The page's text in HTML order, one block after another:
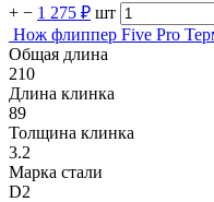
+ − 1 275 ₽ шт
Нож флиппер Five Pro
Общая длина
210
Длина клинка
89
Толщина клинка
3.2
Марка стали
D2